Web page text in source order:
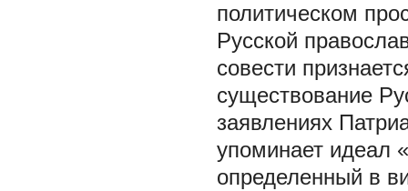
политическом
Русской
совести
существование
заявлениях
упоминает идеал
определенный в